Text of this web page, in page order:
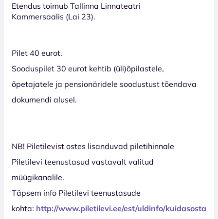
Etendus toimub Tallinna Linnateatri
Kammersaalis (Lai 23).
Pilet 40 eurot.
Sooduspilet 30 eurot kehtib (üli)õpilastele,
õpetajatele ja pensionäridele soodustust tõendava
dokumendi alusel.
NB! Piletilevist ostes lisanduvad piletihinnale
Piletilevi teenustasud vastavalt valitud
müügikanalile.
Täpsem info Piletilevi teenustasude
kohta: http://www.piletilevi.ee/est/uldinfo/kuidasosta/